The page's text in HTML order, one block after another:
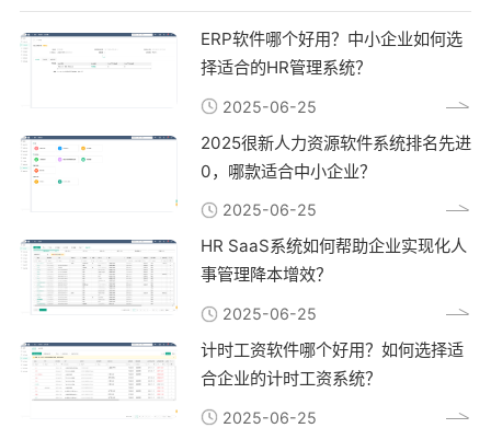
ERP软件哪个好用？中小企业如何选
择适合的HR管理系统？
2025-06-25
2025很新人力资源软件系统排名先进
0，哪款适合中小企业？
2025-06-25
HR SaaS系统如何帮助企业实现化人
事管理降本增效？
2025-06-25
计时工资软件哪个好用？如何选择适
合企业的计时工资系统？
2025-06-25